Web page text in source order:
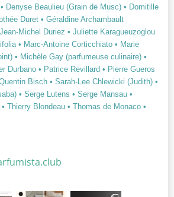
• Denyse Beaulieu (Grain de Musc) • Domitille
Duret • Géraldine Archambault
Michel Duriez • Juliette Karagueuzoglou
• Marc-Antoine Corticchiato • Marie
• Michèle Gay (parfumeuse culinaire) •
Durbano • Patrice Revillard • Pierre Gueros
Bisch • Sarah-Lee Chlewicki (Judith) •
• Serge Lutens • Serge Mansau •
• Thierry Blondeau • Thomas de Monaco •